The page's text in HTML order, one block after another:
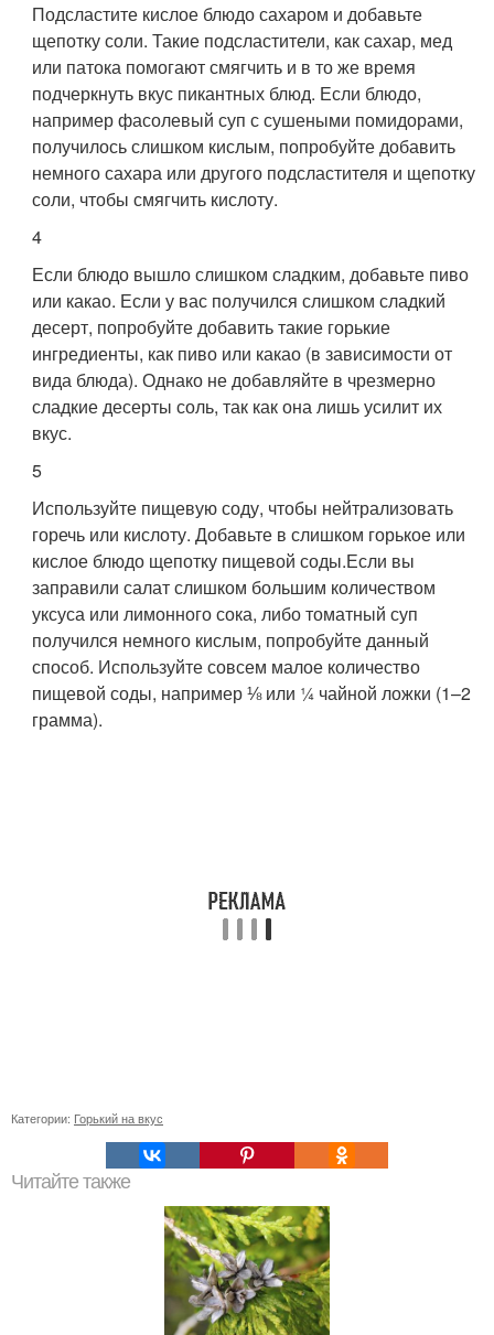
Подсластите кислое блюдо сахаром и добавьте
щепотку соли. Такие подсластители, как сахар, мед
или патока помогают смягчить и в то же время
подчеркнуть вкус пикантных блюд. Если блюдо,
например фасолевый суп с сушеными помидорами,
получилось слишком кислым, попробуйте добавить
немного сахара или другого подсластителя и щепотку
соли, чтобы смягчить кислоту.
4
Если блюдо вышло слишком сладким, добавьте пиво
или какао. Если у вас получился слишком сладкий
десерт, попробуйте добавить такие горькие
ингредиенты, как пиво или какао (в зависимости от
вида блюда). Однако не добавляйте в чрезмерно
сладкие десерты соль, так как она лишь усилит их
вкус.
5
Используйте пищевую соду, чтобы нейтрализовать
горечь или кислоту. Добавьте в слишком горькое или
кислое блюдо щепотку пищевой соды.Если вы
заправили салат слишком большим количеством
уксуса или лимонного сока, либо томатный суп
получился немного кислым, попробуйте данный
способ. Используйте совсем малое количество
пищевой соды, например ⅛ или ¼ чайной ложки (1–2
грамма).
Категории: Горький на вкус
Читайте также